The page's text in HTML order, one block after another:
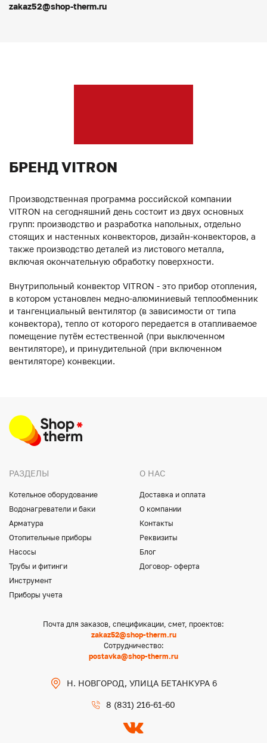
zakaz52@shop-therm.ru
БРЕНД VITRON
Производственная программа российской компании
VITRON на сегодняшний день состоит из двух основных
групп: производство и разработка напольных, отдельно
стоящих и настенных конвекторов, дизайн-конвекторов, а
также производство деталей из листового металла,
включая окончательную обработку поверхности.
Внутрипольный конвектор VITRON - это прибор отопления,
в котором установлен медно-алюминиевый теплообменник
и тангенциальный вентилятор (в зависимости от типа
конвектора), тепло от которого передается в отапливаемое
помещение путём естественной (при выключенном
вентиляторе), и принудительной (при включенном
вентиляторе) конвекции.
РАЗДЕЛЫ
Котельное оборудование
Водонагреватели и баки
Арматура
Отопительные приборы
Насосы
Трубы и фитинги
Инструмент
Приборы учета
О НАС
Доставка и оплата
О компании
Контакты
Реквизиты
Блог
Договор- оферта
Почта для заказов, спецификации, смет, проектов:
zakaz52@shop-therm.ru
Сотрудничество:
postavka@shop-therm.ru
Н. НОВГОРОД, УЛИЦА БЕТАНКУРА 6
8 (831) 216-61-60